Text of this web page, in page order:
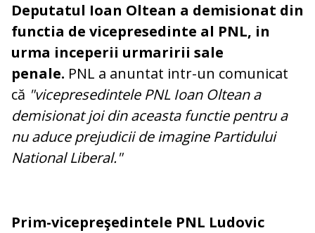
Deputatul Ioan Oltean a demisionat din
functia de vicepresedinte al PNL, in
urma inceperii urmaririi sale
penale. PNL a anuntat intr-un comunicat
că "vicepresedintele PNL Ioan Oltean a
demisionat joi din aceasta functie pentru a
nu aduce prejudicii de imagine Partidului
National Liberal."
Prim-vicepreşedintele PNL Ludovic